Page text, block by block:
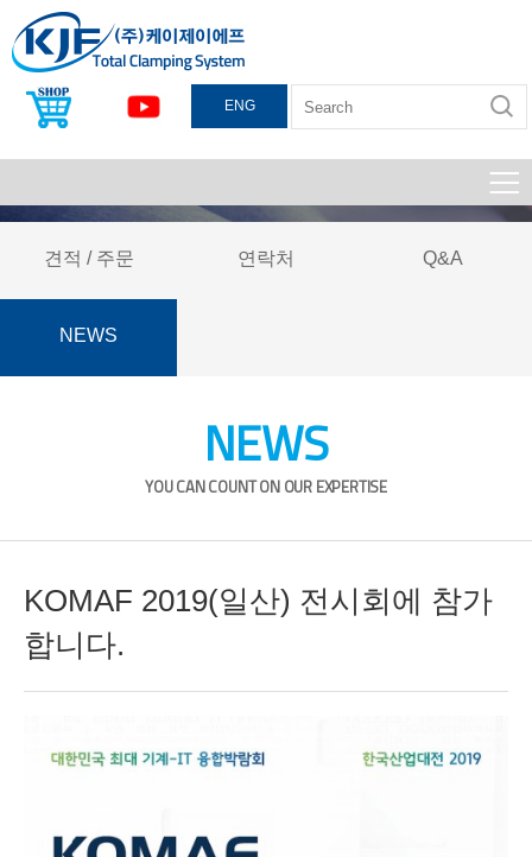
ENG
견적 / 주문 연락처 Q&A
NEWS
NEWS
YOU CAN COUNT ON OUR EXPERTISE
KOMAF 2019(일산) 전시회에 참가
합니다.